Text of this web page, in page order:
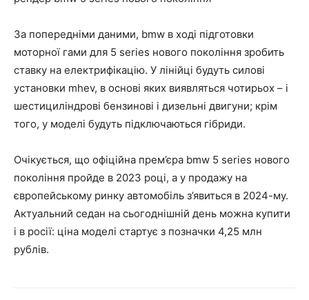
За попередніми даними, bmw в ході підготовки
моторної гами для 5 series нового покоління зробить
ставку на електрифікацію. У лінійці будуть силові
установки mhev, в основі яких виявляться чотирьох – і
шестициліндрові бензинові і дизельні двигуни; крім
того, у моделі будуть підключаються гібриди.
Очікується, що офіційна прем’єра bmw 5 series нового
покоління пройде в 2023 році, а у продажу на
європейському ринку автомобіль з’явиться в 2024-му.
Актуальний седан на сьогоднішній день можна купити
і в росії: ціна моделі стартує з позначки 4,25 млн
рублів.